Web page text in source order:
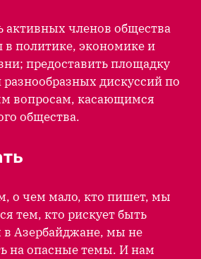
членов общества
в политике, экономике и
предоставить площадку
дискуссий по
вопросам, касающимся
общества.
о чем мало, кто пишет, мы
тем, кто рискует быть
Азербайджане, мы не
на опасные темы. И нам